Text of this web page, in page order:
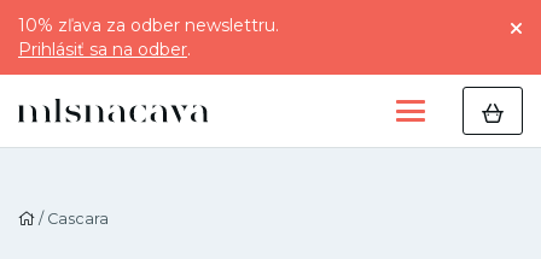
10% zľava za odber newslettru.
Prihlásiť sa na odber.
/ Cascara